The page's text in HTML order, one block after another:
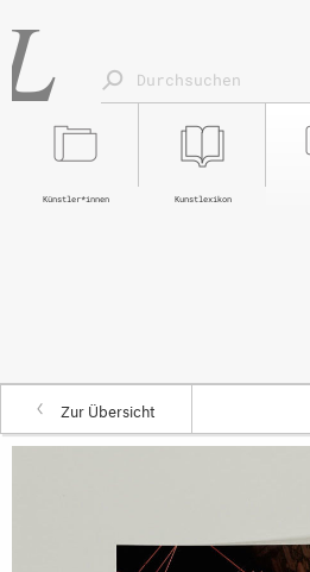
Kunstlexikon
Künstler*innen
Zur Übersicht